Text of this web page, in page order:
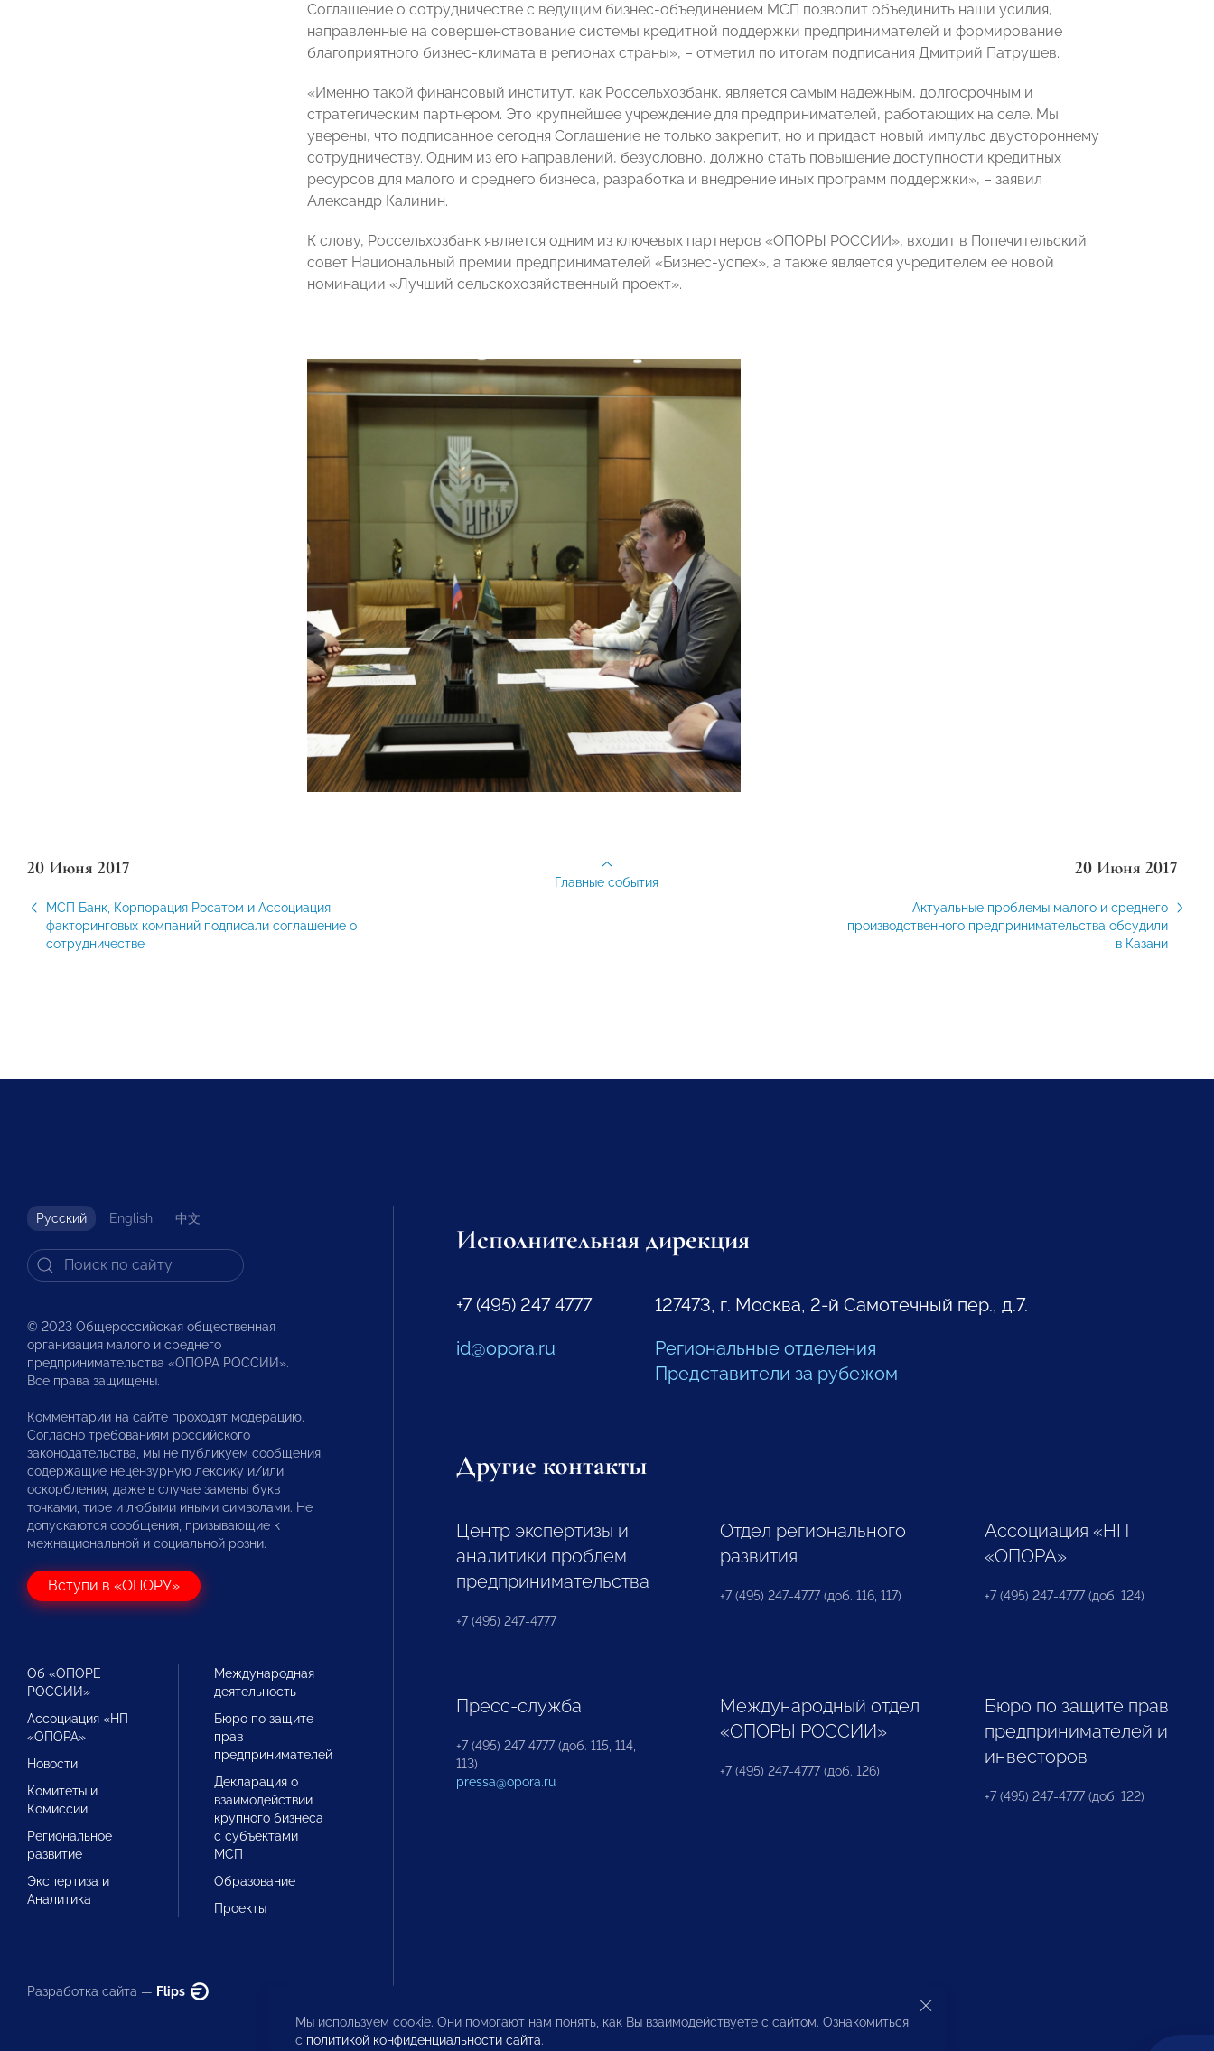
Соглашение о сотрудничестве с ведущим бизнес-объединением МСП позволит объединить наши усилия,
направленные на совершенствование системы кредитной поддержки предпринимателей и формирование
благоприятного бизнес-климата в регионах страны», – отметил по итогам подписания Дмитрий Патрушев.
«Именно такой финансовый институт, как Россельхозбанк, является самым надежным, долгосрочным и
стратегическим партнером. Это крупнейшее учреждение для предпринимателей, работающих на селе. Мы
уверены, что подписанное сегодня Соглашение не только закрепит, но и придаст новый импульс двустороннему
сотрудничеству. Одним из его направлений, безусловно, должно стать повышение доступности кредитных
ресурсов для малого и среднего бизнеса, разработка и внедрение иных программ поддержки», – заявил
Александр Калинин.
К слову, Россельхозбанк является одним из ключевых партнеров «ОПОРЫ РОССИИ», входит в Попечительский
совет Национальный премии предпринимателей «Бизнес-успех», а также является учредителем ее новой
номинации «Лучший сельскохозяйственный проект».
20 Июня 2017
МСП Банк, Корпорация Росатом и Ассоциация
факторинговых компаний подписали соглашение о
сотрудничестве
20 Июня 2017
Актуальные проблемы малого и среднего
производственного предпринимательства обсудили
в Казани
Главные события
Русский English 中文
© 2023 Общероссийская общественная
организация малого и среднего
предпринимательства «ОПОРА РОССИИ».
Все права защищены.
Комментарии на сайте проходят модерацию.
Согласно требованиям российского
законодательства, мы не публикуем сообщения,
содержащие нецензурную лексику и/или
оскорбления, даже в случае замены букв
точками, тире и любыми иными символами. Не
допускаются сообщения, призывающие к
межнациональной и социальной розни.
Вступи в «ОПОРУ»
Об «ОПОРЕ
РОССИИ»
Ассоциация «НП
«ОПОРА»
Новости
Комитеты и
Комиссии
Региональное
развитие
Экспертиза и
Аналитика
Международная
деятельность
Бюро по защите
прав
предпринимателей
Декларация о
взаимодействии
крупного бизнеса
с субъектами
МСП
Образование
Проекты
Разработка сайта — Flips
Исполнительная дирекция
+7 (495) 247 4777
id@opora.ru
127473, г. Москва, 2-й Самотечный пер., д.7.
Региональные отделения
Представители за рубежом
Другие контакты
Центр экспертизы и
аналитики проблем
предпринимательства
+7 (495) 247-4777
Отдел регионального
развития
+7 (495) 247-4777 (доб. 116, 117)
Ассоциация «НП
«ОПОРА»
+7 (495) 247-4777 (доб. 124)
Пресс-служба
+7 (495) 247 4777 (доб. 115, 114,
113)
pressa@opora.ru
Международный отдел
«ОПОРЫ РОССИИ»
+7 (495) 247-4777 (доб. 126)
Бюро по защите прав
предпринимателей и
инвесторов
+7 (495) 247-4777 (доб. 122)
Мы используем cookie. Они помогают нам понять, как Вы взаимодействуете с сайтом. Ознакомиться
с политикой конфиденциальности сайта.